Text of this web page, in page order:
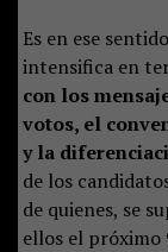
Es en ese
intensifica en
con los
votos, el
y la
de los
de quienes, se
ellos el próximo